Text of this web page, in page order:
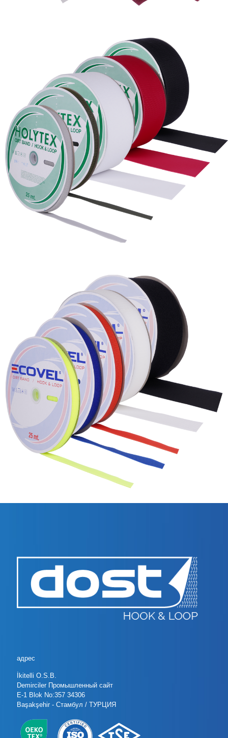
Holytex 60% полиамид + 40% полиэстер
Эковель 40% Полиамид + 60% Полиэстер
адрес
İkitelli O.S.B.
Demirciler Промышленный сайт
E-1 Blok No:357 34306
Başakşehir - Стамбул / ТУРЦИЯ